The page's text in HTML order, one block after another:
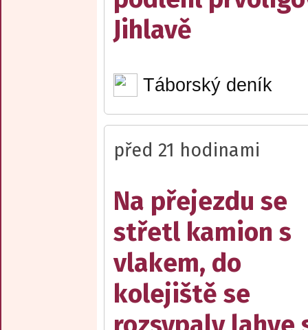
Jihlavě
Táborský deník
před 21 hodinami
Na přejezdu se
střetl kamion s
vlakem, do
kolejiště se